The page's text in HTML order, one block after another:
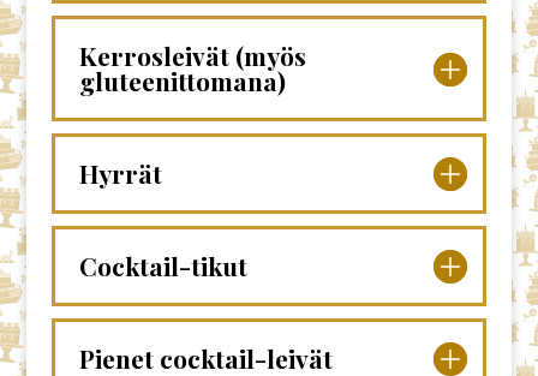
Kerrosleivät (myös
gluteenittomana)
Hyrrät
Cocktail-tikut
Pienet cocktail-leivät